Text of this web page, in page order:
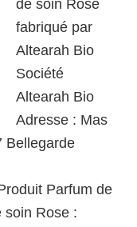
de soin Rose
fabriqué par
Altearah Bio
Société
Altearah Bio
Adresse : Mas
Bellegarde
Parfum de
Rose :